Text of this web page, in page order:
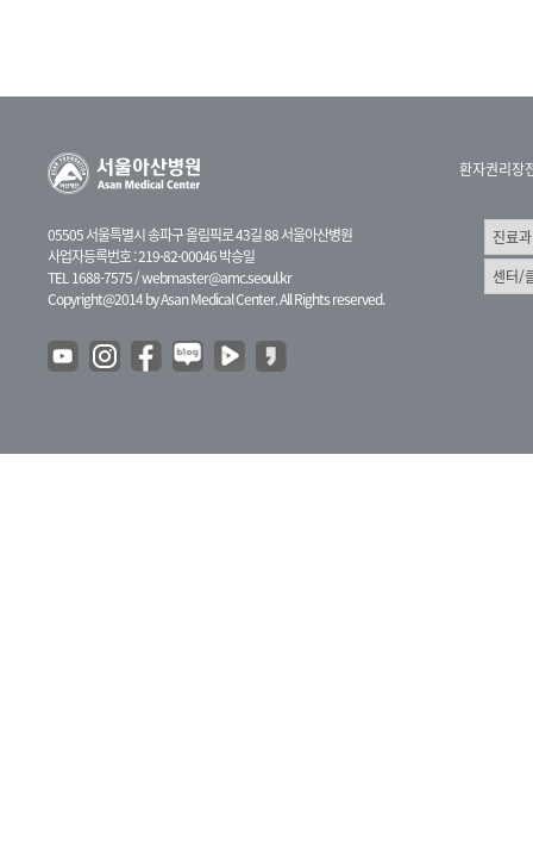
05505 서울특별시 송파구 올림픽로 43길 88 서울아산병원
사업자등록번호 : 219-82-00046 박승일
TEL 1688-7575 /webmaster@amc.seoul.kr
Copyright@2014 by Asan Medical Center. All Rights reserved.
환자권리장